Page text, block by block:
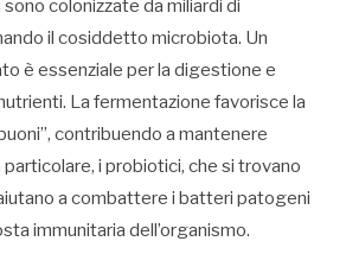
colonizzate da miliardi di
il cosiddetto microbiota. Un
è essenziale per la digestione e
La fermentazione favorisce la
contribuendo a mantenere
i probiotici, che si trovano
a combattere i batteri patogeni
immunitaria dell’organismo.